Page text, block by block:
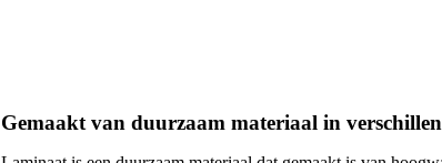
Gemaakt van duurzaam materiaal in